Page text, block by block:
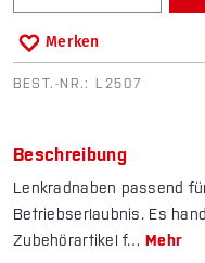
Merken
BEST.-NR.: L2507
Beschreibung
Lenkradnaben passend
Betriebserlaubnis. Es
Zubehörartikel f…Mehr